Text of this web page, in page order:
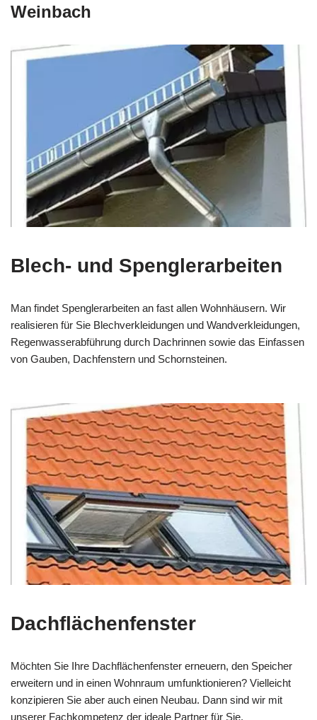
Weinbach
Blech- und Spenglerarbeiten
Man findet Spenglerarbeiten an fast allen Wohnhäusern. Wir
realisieren für Sie Blechverkleidungen und Wandverkleidungen,
Regenwasserabführung durch Dachrinnen sowie das Einfassen
von Gauben, Dachfenstern und Schornsteinen.
Dachflächenfenster
Möchten Sie Ihre Dachflächenfenster erneuern, den Speicher
erweitern und in einen Wohnraum umfunktionieren? Vielleicht
konzipieren Sie aber auch einen Neubau. Dann sind wir mit
unserer Fachkompetenz der ideale Partner für Sie.